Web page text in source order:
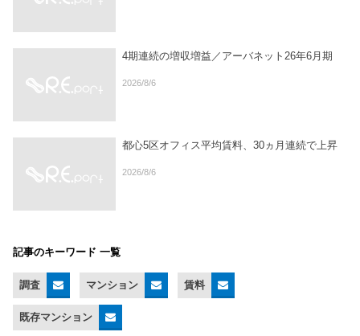
4期連続の増収増益／アーバネット26年6月期
2026/8/6
都心5区オフィス平均賃料、30ヵ月連続で上昇
2026/8/6
記事のキーワード 一覧
調査 マンション 賃料
既存マンション